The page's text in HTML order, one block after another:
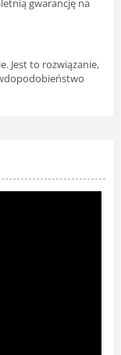
gwarancję na
Jest to rozwiązanie,